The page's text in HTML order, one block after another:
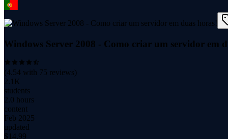
Windows Server 2008 - Como criar um servidor em
(4.54 with 75 reviews)
2.1K
students
2.0 hours
content
Feb 2025
updated
$ 14.99